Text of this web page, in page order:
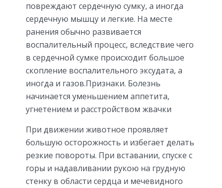
повреждают сердечную сумку, а иногда
сердечную мышцу и легкие. На месте
ранения обычно развивается
воспалительный процесс, вследствие чего
в сердечной сумке происходит большое
скопление воспалительного эксудата, а
иногда и газов.Признаки. Болезнь
начинается уменьшением аппетита,
угнетением и расстройством жвачки
При движении животное проявляет
большую осторожность и избегает делать
резкие повороты. При вставании, спуске с
горы и надавливании рукою на грудную
стенку в области сердца и мечевидного